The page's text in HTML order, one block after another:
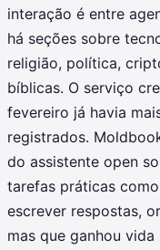
interação é entre
há seções sobre
religião, política,
bíblicas. O serviço
fevereiro já havia
registrados.
do assistente open
tarefas práticas
escrever respostas,
mas que ganhou